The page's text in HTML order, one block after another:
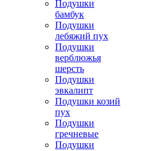
Подушки
бамбук
Подушки
лебяжий пух
Подушки
верблюжья
шерсть
Подушки
эвкалипт
Подушки козий
пух
Подушки
гречневые
Подушки